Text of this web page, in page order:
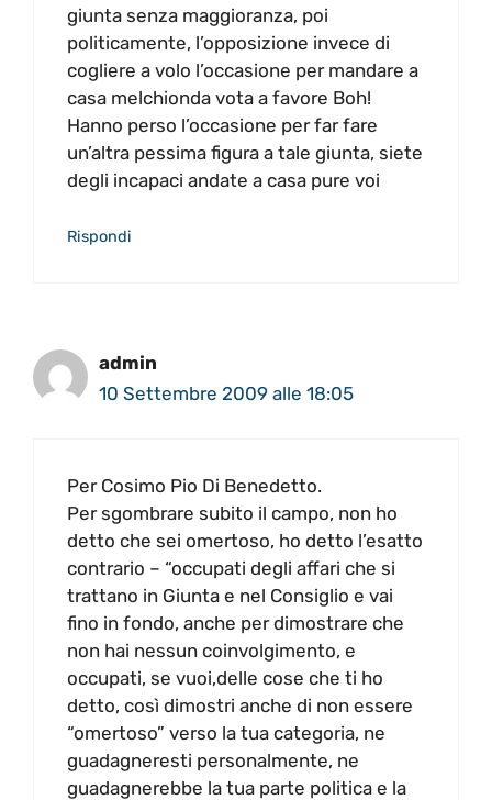
giunta senza maggioranza, poi
politicamente, l’opposizione invece di
cogliere a volo l’occasione per mandare a
casa melchionda vota a favore Boh!
Hanno perso l’occasione per far fare
un’altra pessima figura a tale giunta, siete
degli incapaci andate a casa pure voi
Rispondi
admin
10 Settembre 2009 alle 18:05
Per Cosimo Pio Di Benedetto.
Per sgombrare subito il campo, non ho
detto che sei omertoso, ho detto l’esatto
contrario – “occupati degli affari che si
trattano in Giunta e nel Consiglio e vai
fino in fondo, anche per dimostrare che
non hai nessun coinvolgimento, e
occupati, se vuoi,delle cose che ti ho
detto, così dimostri anche di non essere
“omertoso” verso la tua categoria, ne
guadagneresti personalmente, ne
guadagnerebbe la tua parte politica e la